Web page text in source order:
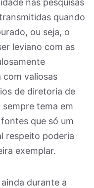
nas pesquisas
quando
ou seja, o
leviano com as
com valiosas
de diretoria de
sempre tema em
que só um
respeito poderia
exemplar.
durante a